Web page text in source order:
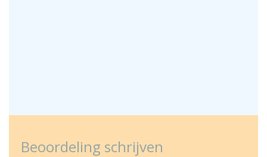
Beoordeling schrijven